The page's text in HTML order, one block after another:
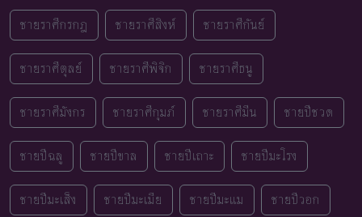
ชายราศีกรกฎ ชายราศีสิงห์ ชายราศีกันย์
ชายราศีตุลย์ ชายราศีพิจิก ชายราศีธนู
ชายราศีมังกร ชายราศีกุมภ์ ชายราศีมีน ชายปีชวด
ชายปีฉลู ชายปีขาล ชายปีเถาะ ชายปีมะโรง
ชายปีมะเส็ง ชายปีมะเมีย ชายปีมะแม ชายปีวอก